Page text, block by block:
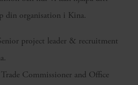
din organisation i Kina.
project leader & recruitment
Commissioner and Office